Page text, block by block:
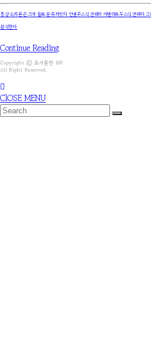
통상 속죄론은 크게 둘로 분류되었다. 안셀무스식 견해와 아벨라르두스식 견해다.
분석한다.
Continue Reading
Copyright ⓒ 도서출판 100
All Right Reserved.
ClOSE MENU